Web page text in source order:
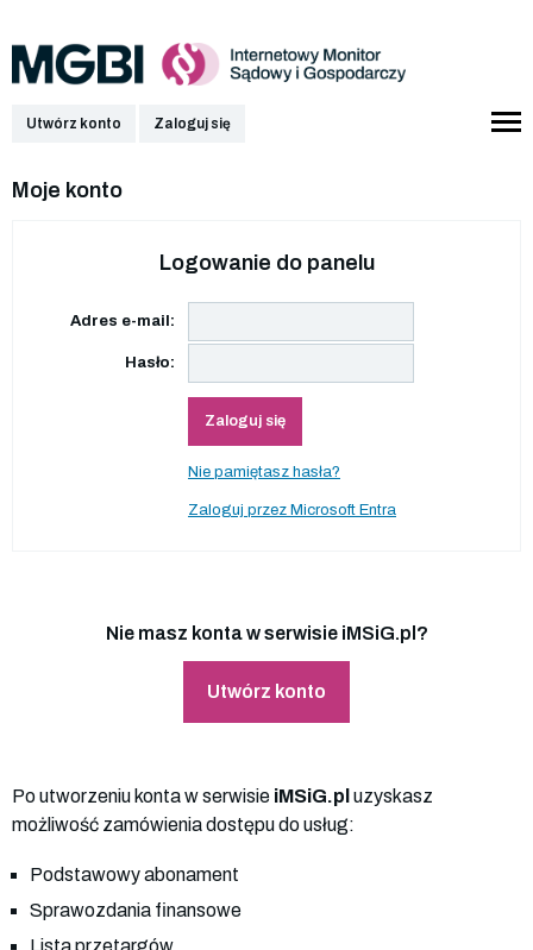
Utwórz konto Zaloguj się
Moje konto
Logowanie do panelu
Adres e-mail:
Hasło:
Zaloguj się
Nie pamiętasz hasła?
Zaloguj przez Microsoft Entra
Nie masz konta w serwisie iMSiG.pl?
Utwórz konto
Po utworzeniu konta w serwisie iMSiG.pl uzyskasz
możliwość zamówienia dostępu do usług:
Podstawowy abonament
Sprawozdania finansowe
Lista przetargów